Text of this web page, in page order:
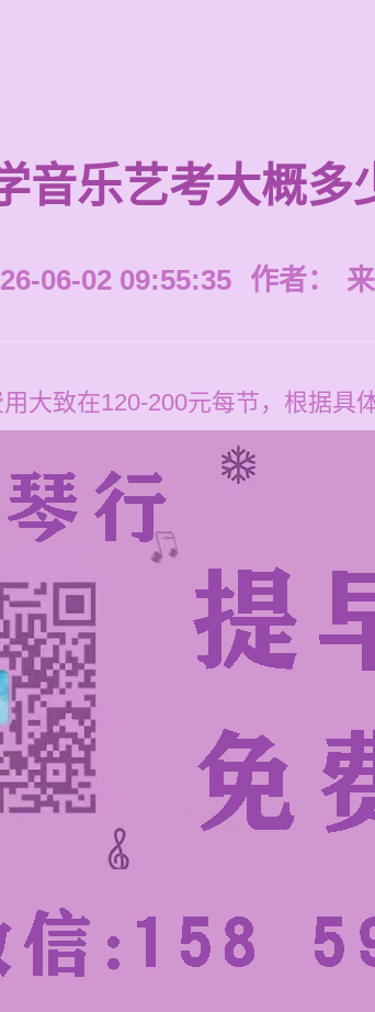
音乐艺考大概多
06-02 09:55:35 作者：
大致在120-200元每节，根据具